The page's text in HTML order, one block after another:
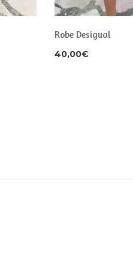
Robe Desigual
40,00€